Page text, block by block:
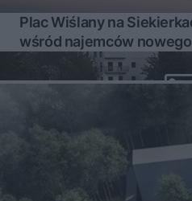
Plac Wiślany na
wśród najemców